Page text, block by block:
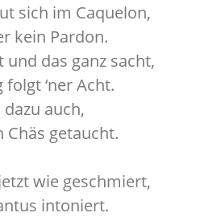
sich im Caquelon,
kein Pardon.
das ganz sacht,
‘ner Acht.
auch,
Chäs getaucht.
wie geschmiert,
intoniert.